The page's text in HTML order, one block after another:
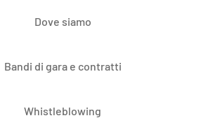
Dove siamo
Bandi di gara e contratti
Whistleblowing